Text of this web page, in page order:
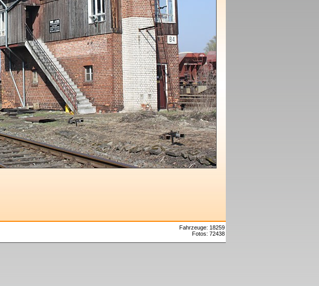
Fahrzeuge: 18259
Fotos: 72438